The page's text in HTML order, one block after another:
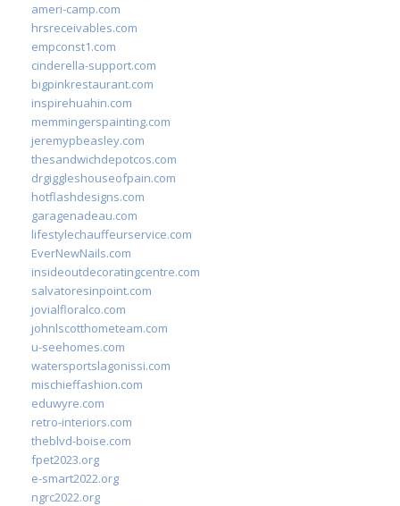
ameri-camp.com
hrsreceivables.com
empconst1.com
cinderella-support.com
bigpinkrestaurant.com
inspirehuahin.com
memmingerspainting.com
jeremypbeasley.com
thesandwichdepotcos.com
drgiggleshouseofpain.com
hotflashdesigns.com
garagenadeau.com
lifestylechauffeurservice.com
EverNewNails.com
insideoutdecoratingcentre.com
salvatoresinpoint.com
jovialfloralco.com
johnlscotthometeam.com
u-seehomes.com
watersportslagonissi.com
mischieffashion.com
eduwyre.com
retro-interiors.com
theblvd-boise.com
fpet2023.org
e-smart2022.org
ngrc2022.org